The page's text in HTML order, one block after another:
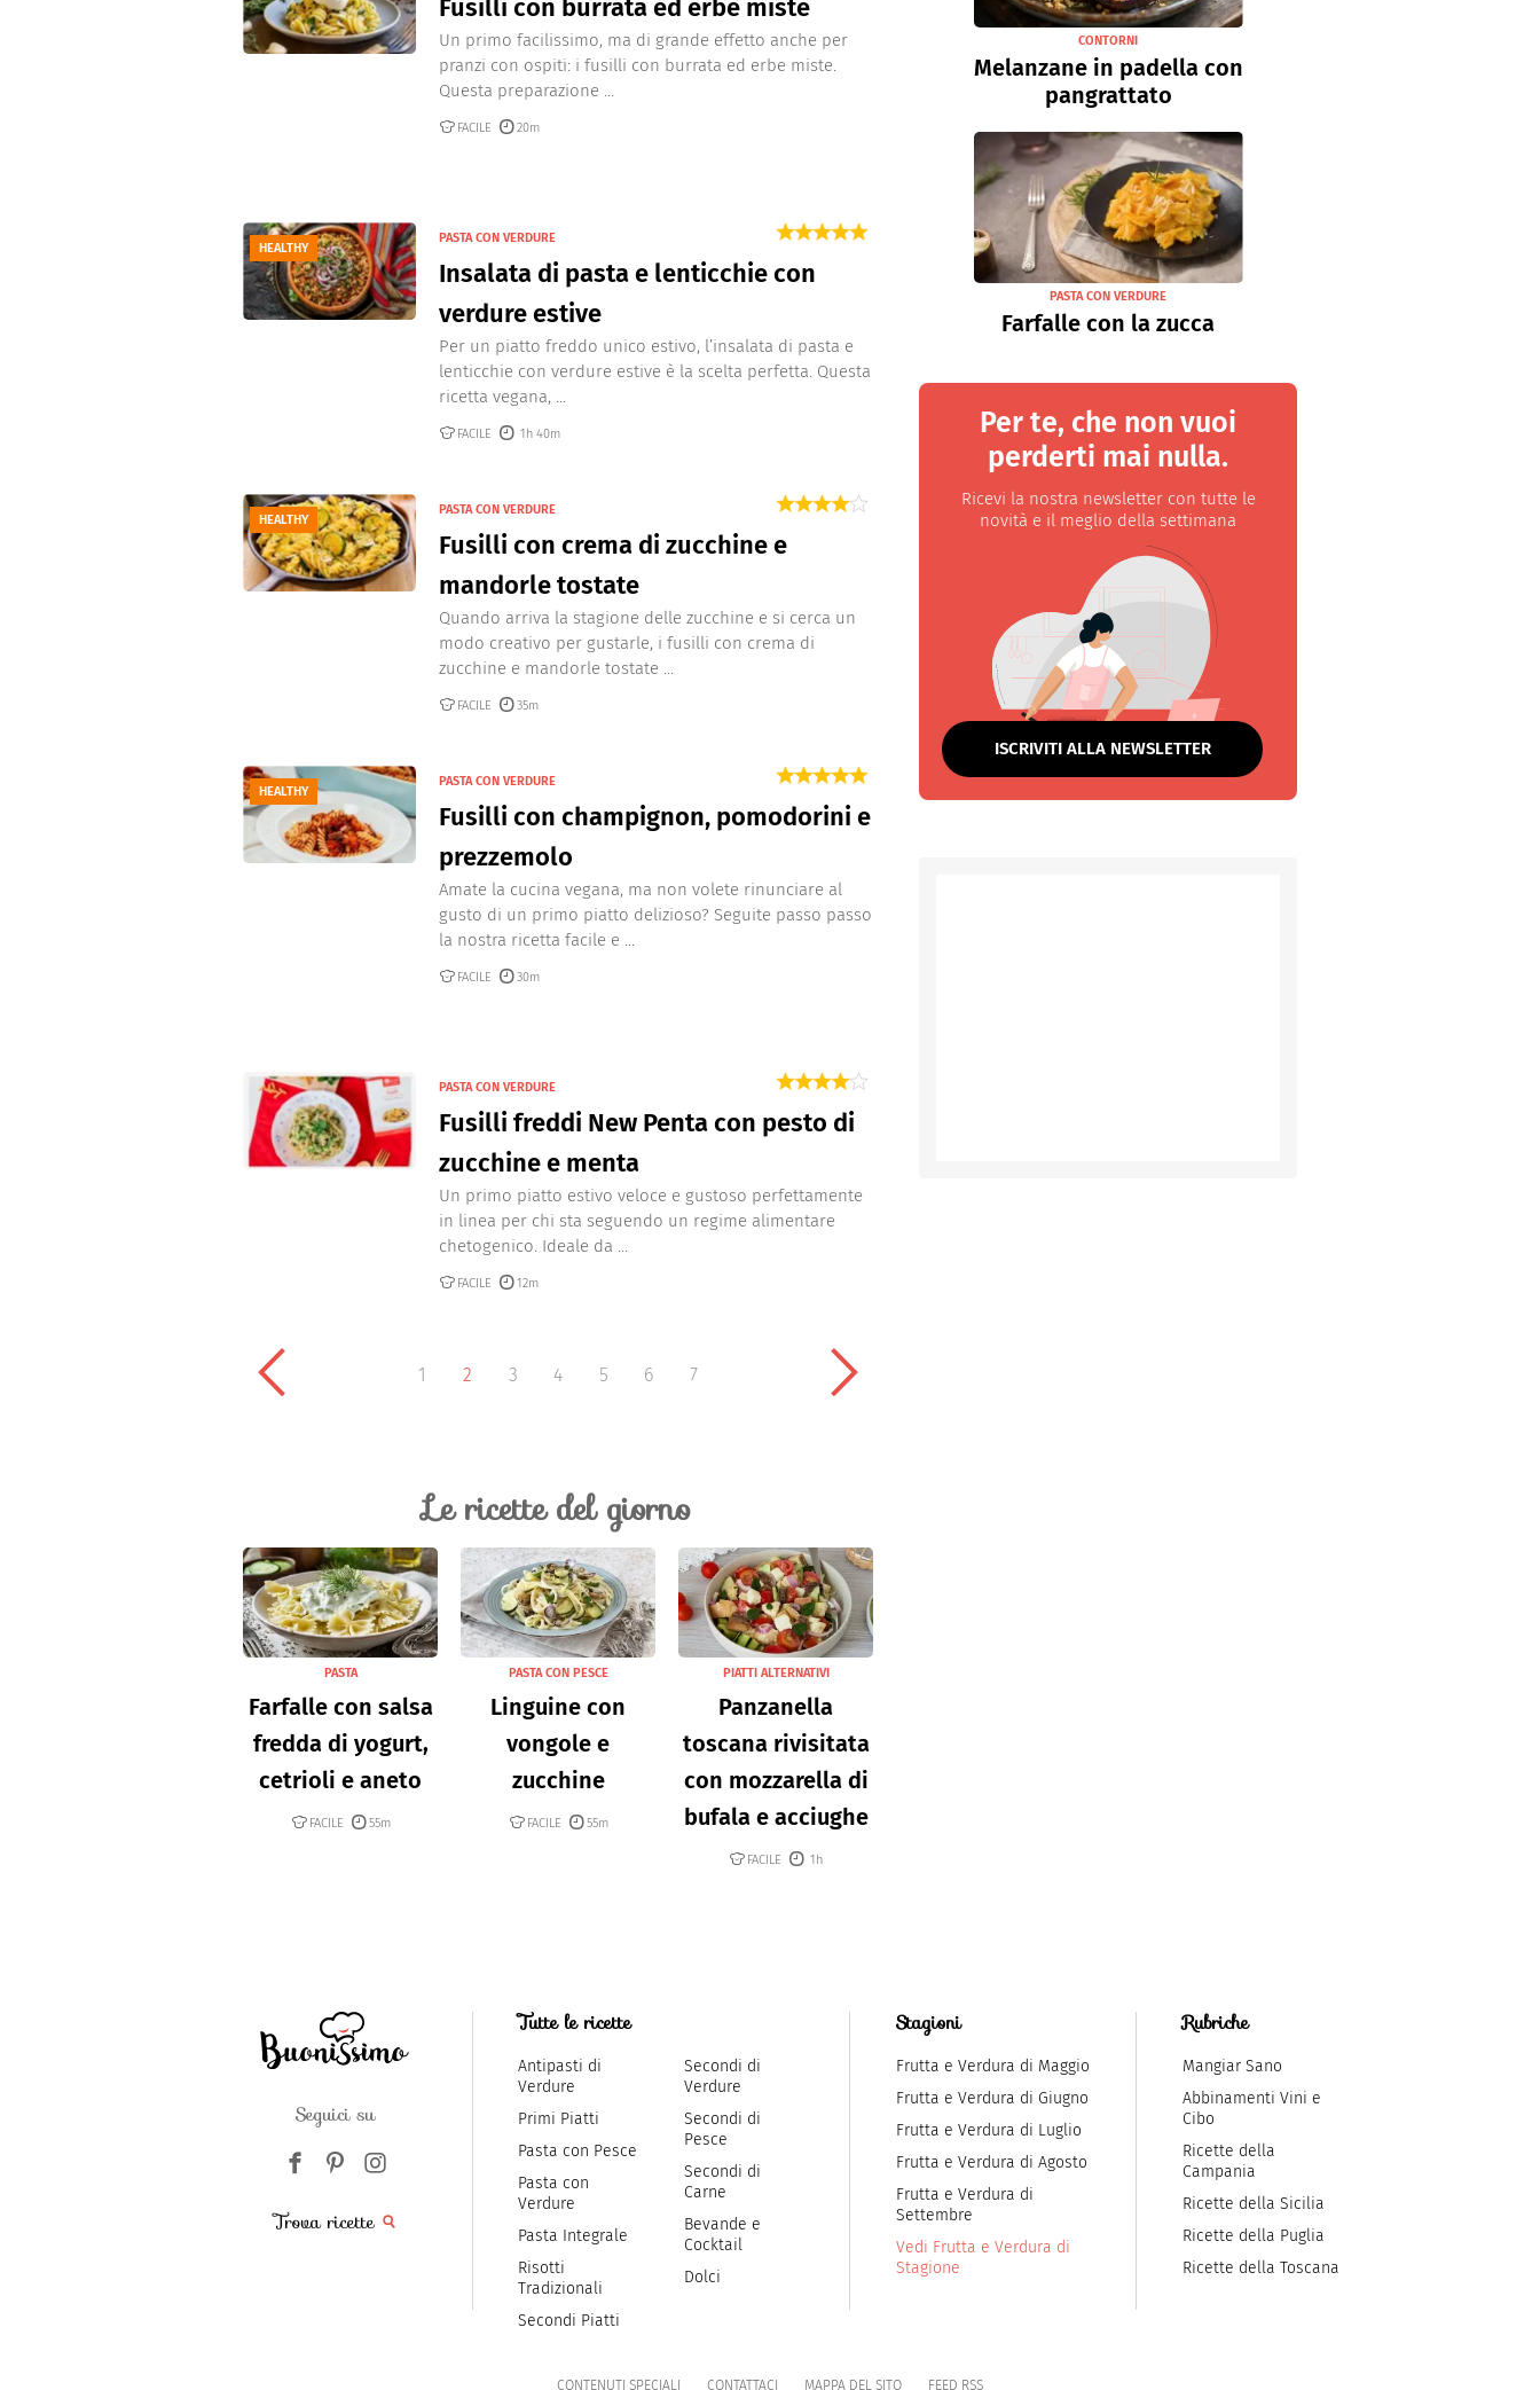
Fusilli con burrata ed erbe miste
Un primo facilissimo, ma di grande effetto anche per
pranzi con ospiti: i fusilli con burrata ed erbe miste.
Questa preparazione ...
FACILE 20m
HEALTHY
PASTA CON VERDURE
Insalata di pasta e lenticchie con
verdure estive
Per un piatto freddo unico estivo, l’insalata di pasta e
lenticchie con verdure estive è la scelta perfetta. Questa
ricetta vegana, ...
FACILE 1h 40m
HEALTHY
PASTA CON VERDURE
Fusilli con crema di zucchine e
mandorle tostate
Quando arriva la stagione delle zucchine e si cerca un
modo creativo per gustarle, i fusilli con crema di
zucchine e mandorle tostate ...
FACILE 35m
HEALTHY
PASTA CON VERDURE
Fusilli con champignon, pomodorini e
prezzemolo
Amate la cucina vegana, ma non volete rinunciare al
gusto di un primo piatto delizioso? Seguite passo passo
la nostra ricetta facile e ...
FACILE 30m
PASTA CON VERDURE
Fusilli freddi New Penta con pesto di
zucchine e menta
Un primo piatto estivo veloce e gustoso perfettamente
in linea per chi sta seguendo un regime alimentare
chetogenico. Ideale da ...
FACILE 12m
1 2 3 4 5 6 7
Le ricette del giorno
PASTA
Farfalle con salsa
fredda di yogurt,
cetrioli e aneto
FACILE 55m
PASTA CON PESCE
Linguine con
vongole e
zucchine
FACILE 55m
PIATTI ALTERNATIVI
Panzanella
toscana rivisitata
con mozzarella di
bufala e acciughe
FACILE 1h
CONTORNI
Melanzane in padella con
pangrattato
PASTA CON VERDURE
Farfalle con la zucca
Per te, che non vuoi
perderti mai nulla.
Ricevi la nostra newsletter con tutte le
novità e il meglio della settimana
ISCRIVITI ALLA NEWSLETTER
Seguici su
Trova ricette
Tutte le ricette
Antipasti di
Verdure
Primi Piatti
Pasta con Pesce
Pasta con
Verdure
Pasta Integrale
Risotti
Tradizionali
Secondi Piatti
Secondi di
Verdure
Secondi di
Pesce
Secondi di
Carne
Bevande e
Cocktail
Dolci
Stagioni
Frutta e Verdura di Maggio
Frutta e Verdura di Giugno
Frutta e Verdura di Luglio
Frutta e Verdura di Agosto
Frutta e Verdura di
Settembre
Vedi Frutta e Verdura di
Stagione
Rubriche
Mangiar Sano
Abbinamenti Vini e
Cibo
Ricette della
Campania
Ricette della Sicilia
Ricette della Puglia
Ricette della Toscana
CONTENUTI SPECIALI CONTATTACI MAPPA DEL SITO FEED RSS